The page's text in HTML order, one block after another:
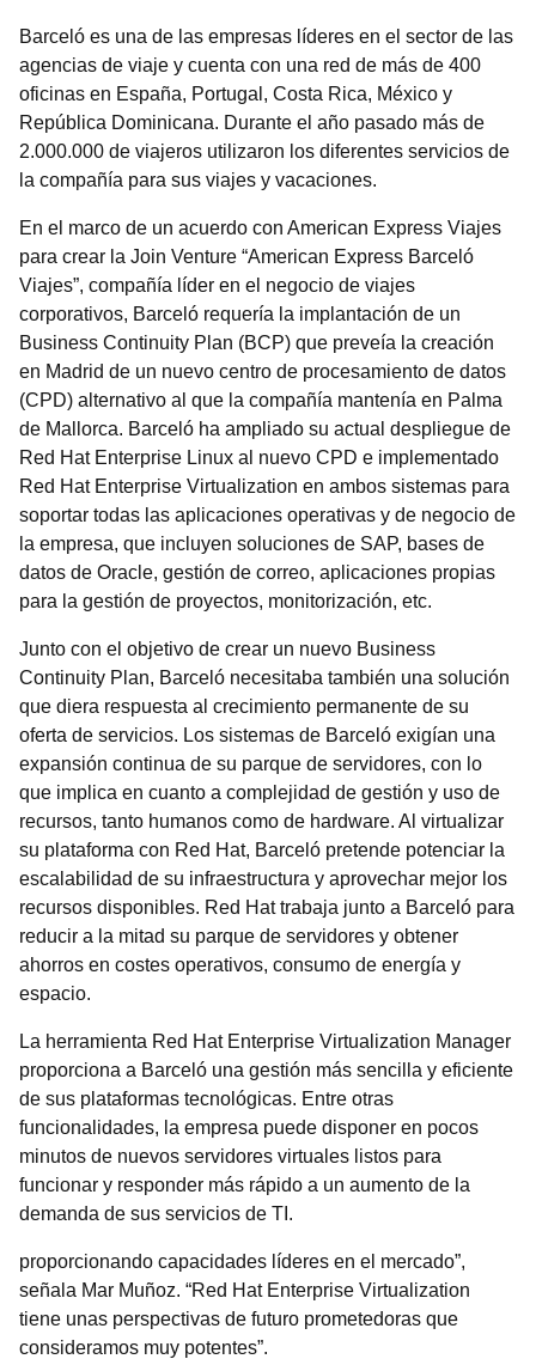
Barceló es una de las empresas líderes en el sector de las
agencias de viaje y cuenta con una red de más de 400
oficinas en España, Portugal, Costa Rica, México y
República Dominicana. Durante el año pasado más de
2.000.000 de viajeros utilizaron los diferentes servicios de
la compañía para sus viajes y vacaciones.
En el marco de un acuerdo con American Express Viajes
para crear la Join Venture “American Express Barceló
Viajes”, compañía líder en el negocio de viajes
corporativos, Barceló requería la implantación de un
Business Continuity Plan (BCP) que preveía la creación
en Madrid de un nuevo centro de procesamiento de datos
(CPD) alternativo al que la compañía mantenía en Palma
de Mallorca. Barceló ha ampliado su actual despliegue de
Red Hat Enterprise Linux al nuevo CPD e implementado
Red Hat Enterprise Virtualization en ambos sistemas para
soportar todas las aplicaciones operativas y de negocio de
la empresa, que incluyen soluciones de SAP, bases de
datos de Oracle, gestión de correo, aplicaciones propias
para la gestión de proyectos, monitorización, etc.
Junto con el objetivo de crear un nuevo Business
Continuity Plan, Barceló necesitaba también una solución
que diera respuesta al crecimiento permanente de su
oferta de servicios. Los sistemas de Barceló exigían una
expansión continua de su parque de servidores, con lo
que implica en cuanto a complejidad de gestión y uso de
recursos, tanto humanos como de hardware. Al virtualizar
su plataforma con Red Hat, Barceló pretende potenciar la
escalabilidad de su infraestructura y aprovechar mejor los
recursos disponibles. Red Hat trabaja junto a Barceló para
reducir a la mitad su parque de servidores y obtener
ahorros en costes operativos, consumo de energía y
espacio.
La herramienta Red Hat Enterprise Virtualization Manager
proporciona a Barceló una gestión más sencilla y eficiente
de sus plataformas tecnológicas. Entre otras
funcionalidades, la empresa puede disponer en pocos
minutos de nuevos servidores virtuales listos para
funcionar y responder más rápido a un aumento de la
demanda de sus servicios de TI.
proporcionando capacidades líderes en el mercado”,
señala Mar Muñoz. “Red Hat Enterprise Virtualization
tiene unas perspectivas de futuro prometedoras que
consideramos muy potentes”.